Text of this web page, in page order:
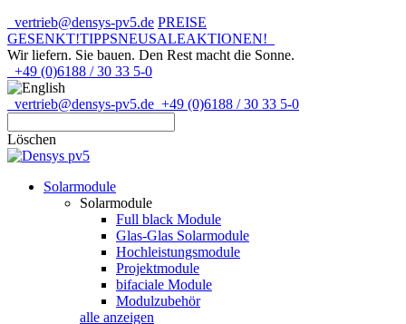
vertrieb@densys-pv5.de PREISE
GESENKT!TIPPSNEUSALEAKTIONEN!
Wir liefern. Sie bauen. Den Rest macht die Sonne.
+49 (0)6188 / 30 33 5-0
vertrieb@densys-pv5.de +49 (0)6188 / 30 33 5-0
Löschen
Solarmodule
Solarmodule
Full black Module
Glas-Glas Solarmodule
Hochleistungsmodule
Projektmodule
bifaciale Module
Modulzubehör
alle anzeigen